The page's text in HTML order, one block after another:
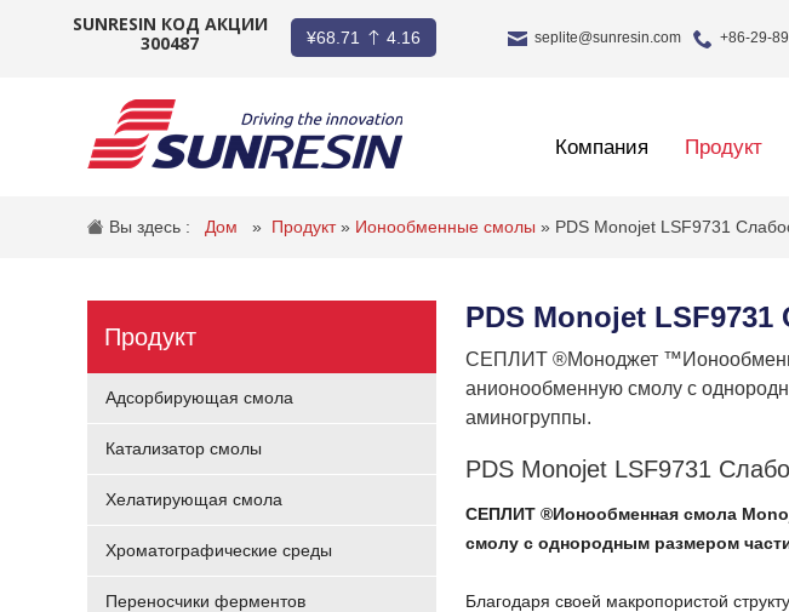
КОМПАНИЯ
SUNRESIN КОД АКЦИИ
300487
¥68.71 4.16 seplite@sunresin.com +86-29-
Компания Продукт
Вы здесь : Дом » Продукт» Ионообменные смолы » PDS Monojet LSF9731
PDS Monojet
СЕПЛИТ ®Моноджет
анионообменную смолу с
аминогруппы.
PDS Monojet LSF9731
СЕПЛИТ ®Ионообменная смола
смолу с однородным размером
Благодаря своей макропористой
Продукт
Адсорбирующая смола
Катализатор смолы
Хелатирующая смола
Хроматографические среды
Переносчики ферментов